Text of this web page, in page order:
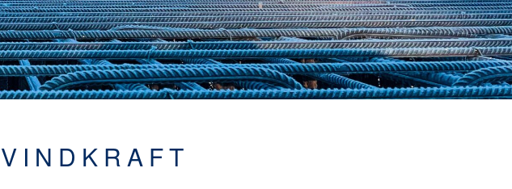
VINDKRAFT